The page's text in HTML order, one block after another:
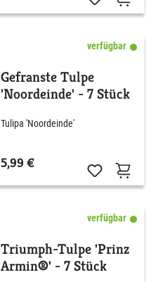
verfügbar
Gefranste Tulpe
'Noordeinde' - 7 Stück
Tulipa 'Noordeinde'
5,99 €
verfügbar
Triumph-Tulpe 'Prinz
Armin®' - 7 Stück